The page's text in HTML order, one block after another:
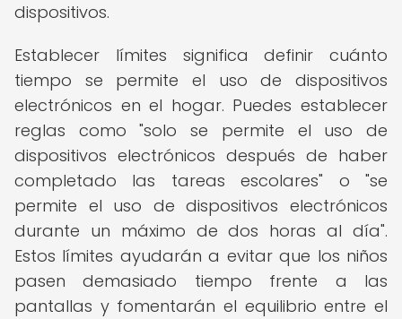
dispositivos.
Establecer límites significa definir cuánto
tiempo se permite el uso de dispositivos
electrónicos en el hogar. Puedes establecer
reglas como "solo se permite el uso de
dispositivos electrónicos después de haber
completado las tareas escolares" o "se
permite el uso de dispositivos electrónicos
durante un máximo de dos horas al día".
Estos límites ayudarán a evitar que los niños
pasen demasiado tiempo frente a las
pantallas y fomentarán el equilibrio entre el